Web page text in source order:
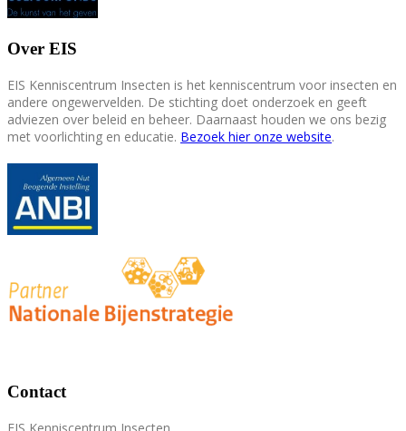
Over EIS
EIS Kenniscentrum Insecten is het kenniscentrum voor insecten en
andere ongewervelden. De stichting doet onderzoek en geeft
adviezen over beleid en beheer. Daarnaast houden we ons bezig
met voorlichting en educatie. Bezoek hier onze website.
Contact